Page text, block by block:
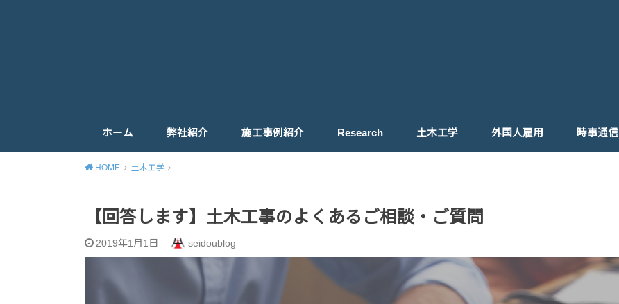
ホーム 弊社紹介 施工事例紹介 Research 土木工学 外国人雇用 時事通信
HOME 土木工学
【回答します】土木工事のよくあるご相談・ご質問
2019年1月1日 seidoublog